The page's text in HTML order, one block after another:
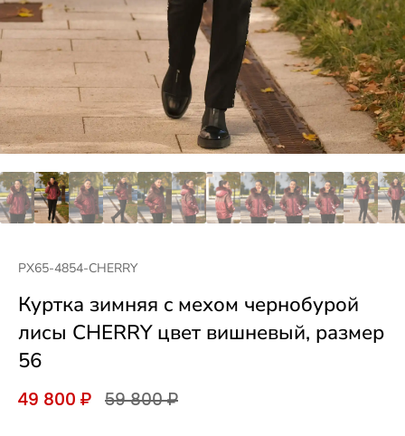
PX65-4854-CHERRY
Куртка зимняя c мехом чернобурой
лисы CHERRY цвет вишневый, размер
56
49 800 ₽ 59 800 ₽